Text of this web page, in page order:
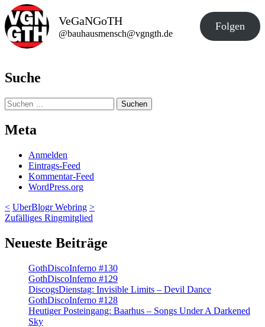
VeGaNGoTH
@bauhausmensch@vgngth.de
Folgen
Suche
Suchen
nach:
Meta
Anmelden
Eintrags-Feed
Kommentar-Feed
WordPress.org
< UberBlogr Webring >
Zufälliges Ringmitglied
Neueste Beiträge
GothDiscoInferno #130
GothDiscoInferno #129
DiscogsDienstag: Invisible Limits – Devil Dance
GothDiscoInferno #128
Heutiger Posteingang: Baarhus – Songs Under A Darkened
Sky